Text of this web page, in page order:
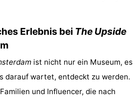
Erlebnis bei The Upside
ist nicht nur ein Museum, es
darauf wartet, entdeckt zu werden.
und Influencer, die nach